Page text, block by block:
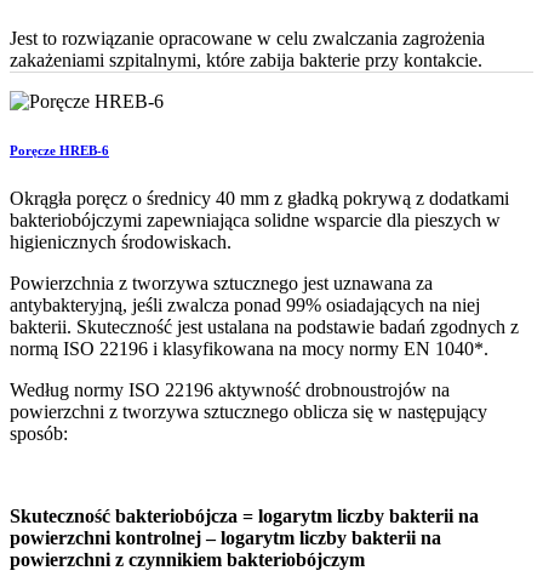
Jest to rozwiązanie opracowane w celu zwalczania zagrożenia
zakażeniami szpitalnymi, które zabija bakterie przy kontakcie.
Poręcze HREB-6
Okrągła poręcz o średnicy 40 mm z gładką pokrywą z dodatkami
bakteriobójczymi zapewniająca solidne wsparcie dla pieszych w
higienicznych środowiskach.
Powierzchnia z tworzywa sztucznego jest uznawana za
antybakteryjną, jeśli zwalcza ponad 99% osiadających na niej
bakterii. Skuteczność jest ustalana na podstawie badań zgodnych z
normą ISO 22196 i klasyfikowana na mocy normy EN 1040*.
Według normy ISO 22196 aktywność drobnoustrojów na
powierzchni z tworzywa sztucznego oblicza się w następujący
sposób:
Skuteczność bakteriobójcza = logarytm liczby bakterii na
powierzchni kontrolnej – logarytm liczby bakterii na
powierzchni z czynnikiem bakteriobójczym